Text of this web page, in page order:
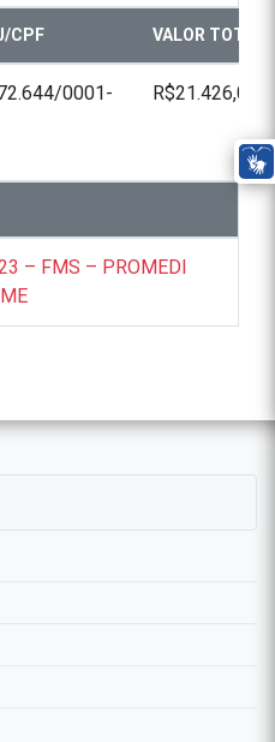
CPF VALOR TOTAL
0001-
R$21.426,05
– FMS – PROMEDI